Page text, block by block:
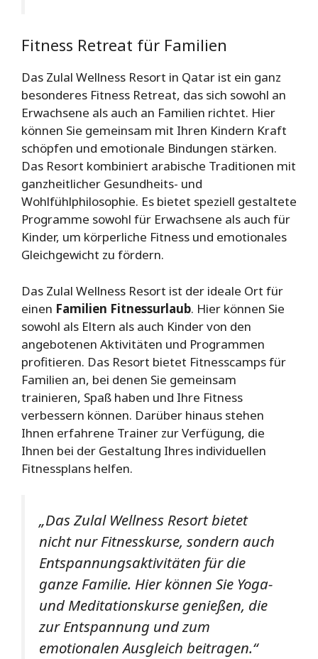
Fitness Retreat für Familien
Das Zulal Wellness Resort in Qatar ist ein ganz
besonderes Fitness Retreat, das sich sowohl an
Erwachsene als auch an Familien richtet. Hier
können Sie gemeinsam mit Ihren Kindern Kraft
schöpfen und emotionale Bindungen stärken.
Das Resort kombiniert arabische Traditionen mit
ganzheitlicher Gesundheits- und
Wohlfühlphilosophie. Es bietet speziell gestaltete
Programme sowohl für Erwachsene als auch für
Kinder, um körperliche Fitness und emotionales
Gleichgewicht zu fördern.
Das Zulal Wellness Resort ist der ideale Ort für
einen Familien Fitnessurlaub. Hier können Sie
sowohl als Eltern als auch Kinder von den
angebotenen Aktivitäten und Programmen
profitieren. Das Resort bietet Fitnesscamps für
Familien an, bei denen Sie gemeinsam
trainieren, Spaß haben und Ihre Fitness
verbessern können. Darüber hinaus stehen
Ihnen erfahrene Trainer zur Verfügung, die
Ihnen bei der Gestaltung Ihres individuellen
Fitnessplans helfen.
„Das Zulal Wellness Resort bietet
nicht nur Fitnesskurse, sondern auch
Entspannungsaktivitäten für die
ganze Familie. Hier können Sie Yoga-
und Meditationskurse genießen, die
zur Entspannung und zum
emotionalen Ausgleich beitragen.“